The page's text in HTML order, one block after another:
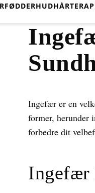
FØDDERHUDHÅR
Ingefær er en
former, herunder
forbedre dit
Ingefær